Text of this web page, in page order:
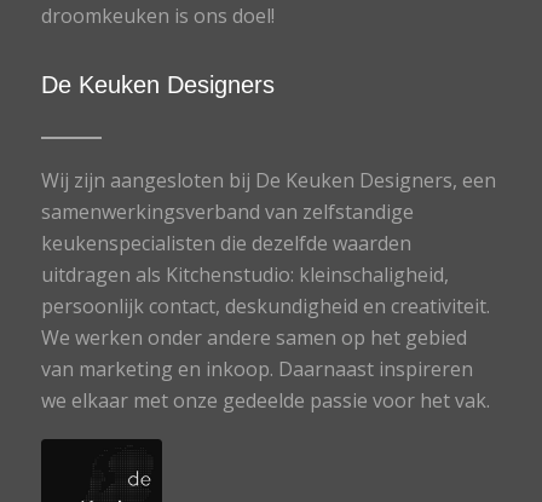
droomkeuken is ons doel!
De Keuken Designers
Wij zijn aangesloten bij De Keuken Designers, een
samenwerkingsverband van zelfstandige
keukenspecialisten die dezelfde waarden
uitdragen als Kitchenstudio: kleinschaligheid,
persoonlijk contact, deskundigheid en creativiteit.
We werken onder andere samen op het gebied
van marketing en inkoop. Daarnaast inspireren
we elkaar met onze gedeelde passie voor het vak.